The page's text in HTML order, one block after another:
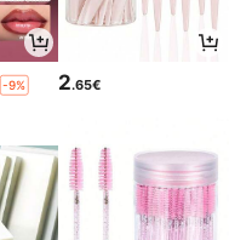
-9% 2.65€